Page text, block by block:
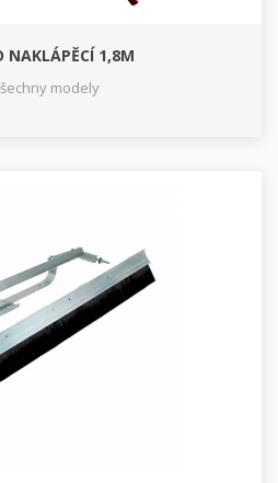
NAKLÁPĚCÍ 1,8M
modely